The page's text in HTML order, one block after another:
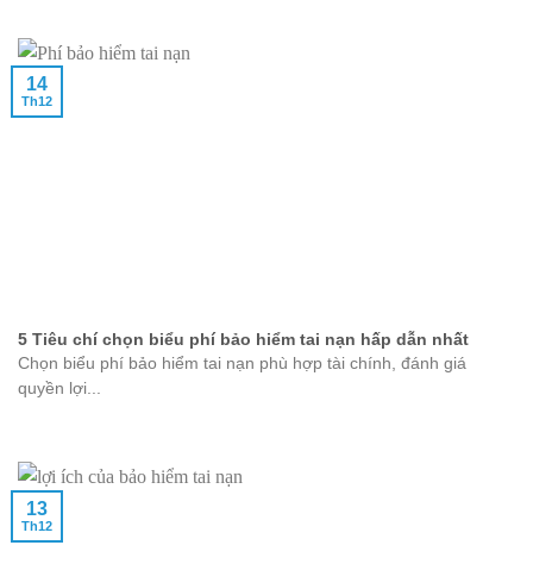
5 Tiêu chí chọn biểu phí bảo hiểm tai nạn hấp dẫn nhất
Chọn biểu phí bảo hiểm tai nạn phù hợp tài chính, đánh giá
quyền lợi...
14
Th12
13
Th12